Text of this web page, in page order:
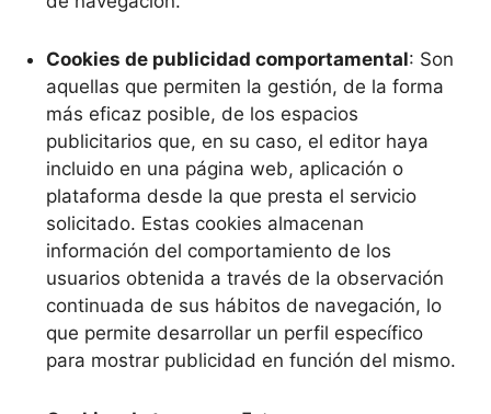
Cookies de publicidad comportamental: Son
aquellas que permiten la gestión, de la forma
más eficaz posible, de los espacios
publicitarios que, en su caso, el editor haya
incluido en una página web, aplicación o
plataforma desde la que presta el servicio
solicitado. Estas cookies almacenan
información del comportamiento de los
usuarios obtenida a través de la observación
continuada de sus hábitos de navegación, lo
que permite desarrollar un perfil específico
para mostrar publicidad en función del mismo.